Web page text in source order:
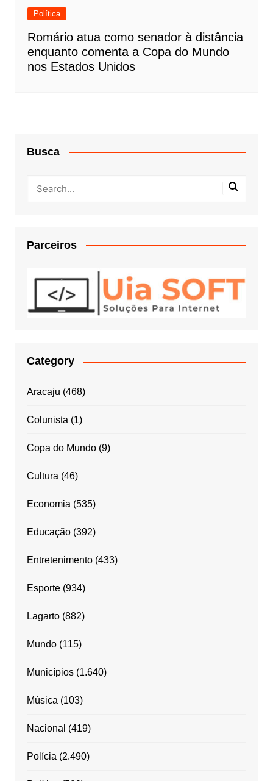
Política
Romário atua como senador à distância
enquanto comenta a Copa do Mundo
nos Estados Unidos
Busca
Parceiros
Category
Aracaju (468)
Colunista(1)
Copa do Mundo(9)
Cultura(46)
Economia(535)
Educação(392)
Entretenimento(433)
Esporte(934)
Lagarto(882)
Mundo(115)
Municípios(1.640)
Música(103)
Nacional (419)
Polícia(2.490)